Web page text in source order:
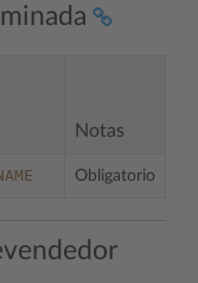
Notas
Obligatorio